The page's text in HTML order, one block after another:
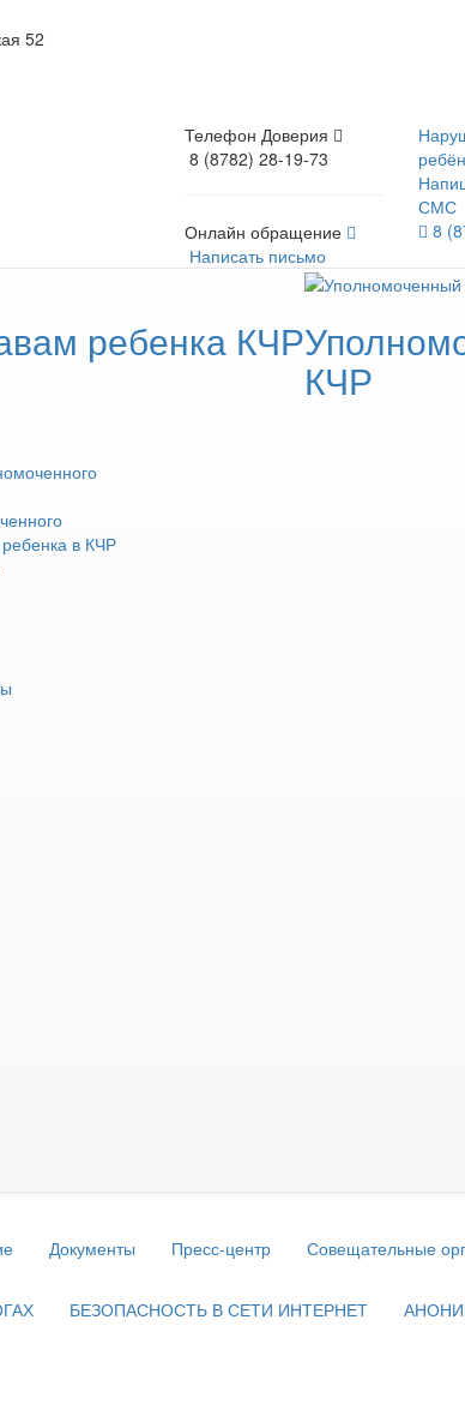
52
Телефон Доверия
8 (8782) 28-19-73
Онлайн обращение
Написать письмо
СМС
8
ребенка КЧР
КЧР
в КЧР
Документы Пресс-центр Совещательные
БЕЗОПАСНОСТЬ В СЕТИ ИНТЕРНЕТ